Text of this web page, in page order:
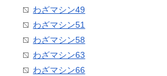
わざマシン49
わざマシン51
わざマシン58
わざマシン63
わざマシン66